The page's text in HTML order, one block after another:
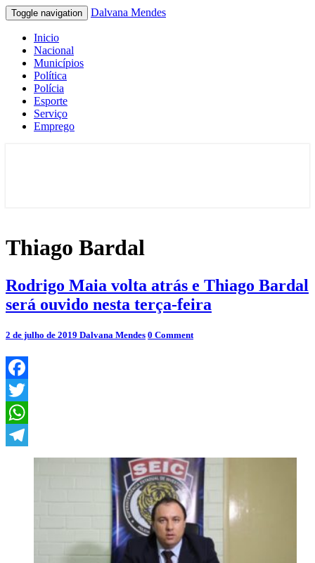
Toggle navigation Dalvana Mendes
Inicio
Nacional
Municípios
Política
Polícia
Esporte
Serviço
Emprego
Thiago Bardal
Rodrigo
Maia
volta
e
Bardal
será
ouvido
nesta
terça-
feira
Rodrigo Maia volta atrás e Thiago Bardal
será ouvido nesta terça-feira
2 de julho de 2019 Dalvana Mendes Comments
0 Comment
Facebook
Twitter
WhatsApp
Telegram